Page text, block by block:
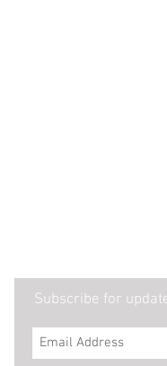
Subscribe for